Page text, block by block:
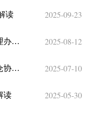
读 2025-09-23
《新疆维吾尔自治区药品安全信用管理办法（试行）》政策解读 2025-08-12
《新疆维吾尔自治区药品流通企业多仓协同管理办法（试行）》政策解读 2025-07-10
读 2025-05-30